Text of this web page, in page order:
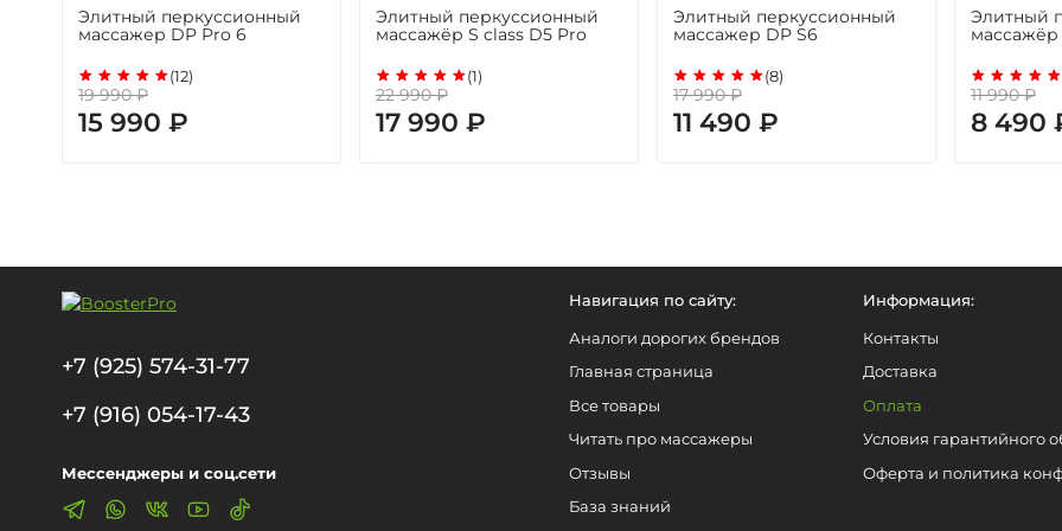
Элитный перкуссионный
массажер DP Pro 6
(12)
19 990 ₽
15 990 ₽
Элитный перкуссионный
массажёр S class D5 Pro
(1)
22 990 ₽
17 990 ₽
Элитный перкуссионный
массажер DP S6
(8)
17 990 ₽
11 490 ₽
Элитный
массажёр
11 990 ₽
8 490
Навигация по сайту:
Аналоги дорогих брендов
Главная страница
Все товары
Читать про массажеры
Отзывы
База знаний
Информация:
Контакты
Доставка
Оплата
Условия гарантийного
Оферта и политика
+7 (925) 574-31-77
+7 (916) 054-17-43
Мессенджеры и соц.сети